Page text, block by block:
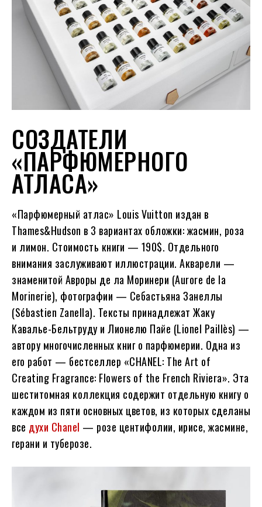
СОЗДАТЕЛИ
«ПАРФЮМЕРНОГО
АТЛАСА»
«Парфюмерный атлас» Louis Vuitton издан в
Thames&Hudson в 3 вариантах обложки: жасмин, роза
и лимон. Стоимость книги — 190$. Отдельного
внимания заслуживают иллюстрации. Акварели —
знаменитой Авроры де ла Моринери (Aurore de la
Morinerie), фотографии — Себастьяна Занеллы
(Sébastien Zanella). Тексты принадлежат Жаку
Кавалье-Бельтруду и Лионелю Пайе (Lionel Paillès) —
автору многочисленных книг о парфюмерии. Одна из
его работ — бестселлер «CHANEL: The Art of
Creating Fragrance: Flowers of the French Riviera». Эта
шеститомная коллекция содержит отдельную книгу о
каждом из пяти основных цветов, из которых сделаны
все духи Chanel — розе центифолии, ирисе, жасмине,
герани и туберозе.